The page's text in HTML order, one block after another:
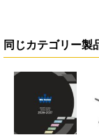
同じカテゴリー製